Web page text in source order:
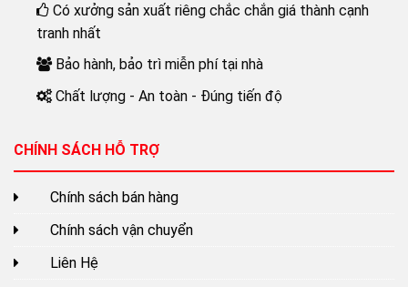
Có xưởng sản xuất riêng chắc chắn giá thành cạnh
tranh nhất
Bảo hành, bảo trì miễn phí tại nhà
Chất lượng - An toàn - Đúng tiến độ
CHÍNH SÁCH HỖ TRỢ
Chính sách bán hàng
Chính sách vận chuyển
Liên Hệ